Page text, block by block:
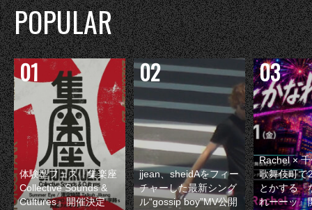
POPULAR
体験型フェス『集楽座
Collective Sounds &
Cultures』開催決定
jjean、sheidAをフィー
チャーした最新シング
ル“gossip boy”MV公開
Rachel ×
歌舞伎町で
とかする『
れーーッ』